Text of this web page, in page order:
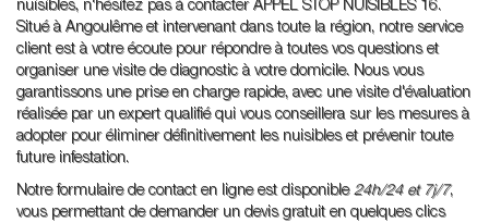
nuisibles, n'hésitez pas à contacter APPEL STOP NUISIBLES 16.
Situé à Angoulême et intervenant dans toute la région, notre service
client est à votre écoute pour répondre à toutes vos questions et
organiser une visite de diagnostic à votre domicile. Nous vous
garantissons une prise en charge rapide, avec une visite d'évaluation
réalisée par un expert qualifié qui vous conseillera sur les mesures à
adopter pour éliminer définitivement les nuisibles et prévenir toute
future infestation.
Notre formulaire de contact en ligne est disponible 24h/24 et 7j/7,
vous permettant de demander un devis gratuit en quelques clics